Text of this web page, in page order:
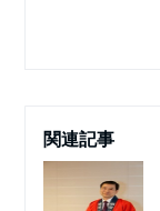
関連記事